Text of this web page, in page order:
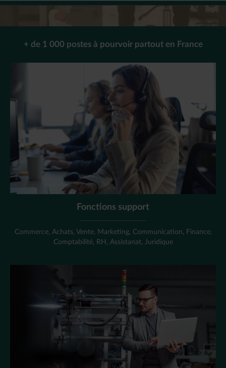
+ de 1 000 postes à pourvoir partout en France
Fonctions support
Commerce, Achats, Vente, Marketing, Communication, Finance,
Comptabilité, RH, Assistanat, Juridique